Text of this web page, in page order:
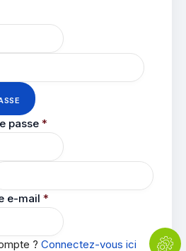
passe *
e-mail *
? Connectez-vous ici